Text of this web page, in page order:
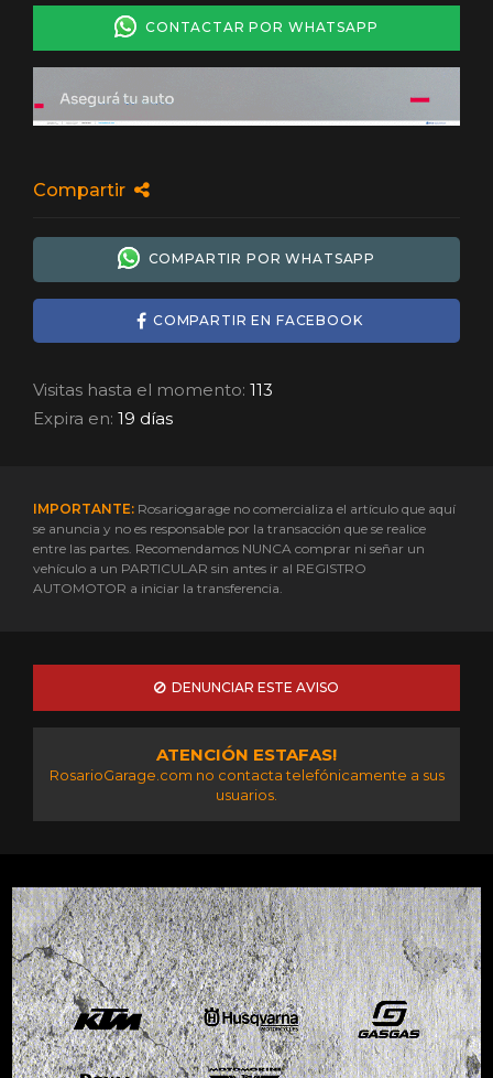
CONTACTAR POR WHATSAPP
Compartir
COMPARTIR POR WHATSAPP
COMPARTIR EN FACEBOOK
Visitas hasta el momento: 113
Expira en: 19 días
IMPORTANTE: Rosariogarage no comercializa el artículo que aquí
se anuncia y no es responsable por la transacción que se realice
entre las partes. Recomendamos NUNCA comprar ni señar un
vehículo a un PARTICULAR sin antes ir al REGISTRO
AUTOMOTOR a iniciar la transferencia.
DENUNCIAR ESTE AVISO
ATENCIÓN ESTAFAS!
RosarioGarage.com no contacta telefónicamente a sus
usuarios.